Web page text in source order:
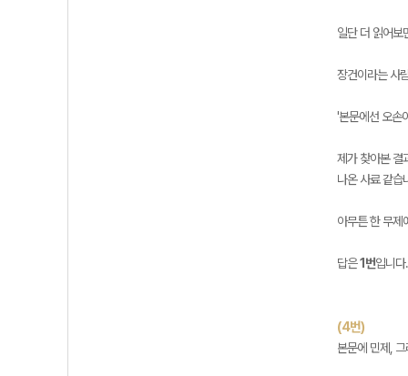
일단 더 읽어보
장건이라는 사
'본문에선 오손
제가 찾아본 결
나온 사료 같습
아무튼 한 무제
답은1번입니
(4번)
본문에 민제,